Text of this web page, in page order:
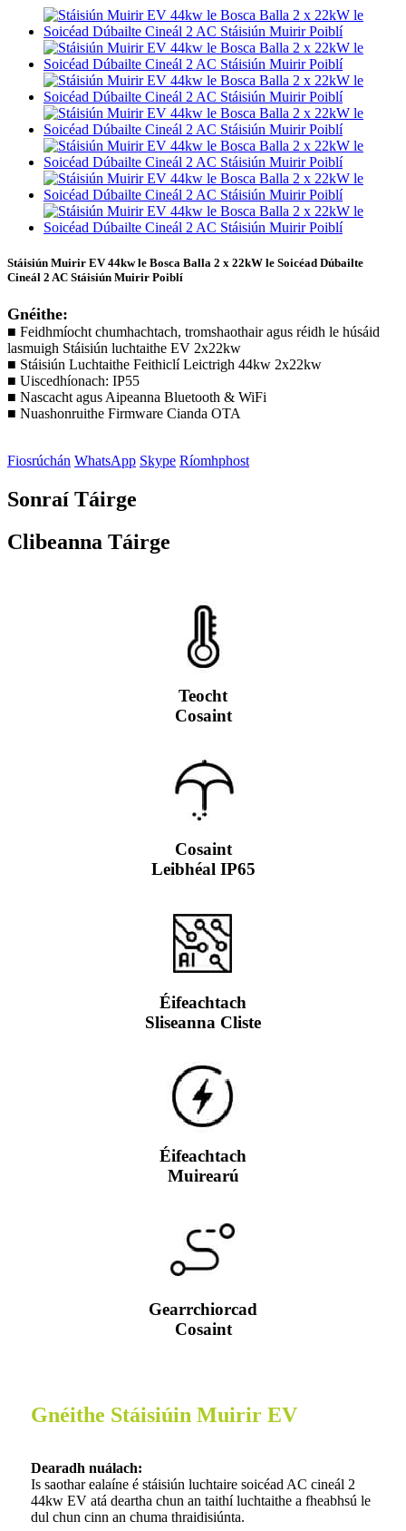
Stáisiún Muirir EV 44kw le Bosca Balla 2 x 22kW le Soicéad Dúbailte
Cineál 2 AC Stáisiún Muirir Poiblí
Gnéithe:
■ Feidhmíocht chumhachtach, tromshaothair agus réidh le húsáid
lasmuigh Stáisiún luchtaithe EV 2x22kw
■ Stáisiún Luchtaithe Feithiclí Leictrigh 44kw 2x22kw
■ Uiscedhíonach: IP55
■ Nascacht agus Aipeanna Bluetooth & WiFi
■ Nuashonruithe Firmware Cianda OTA
Fiosrúchán WhatsApp Skype Ríomhphost
Sonraí Táirge
Clibeanna Táirge
Teocht
Cosaint
Cosaint
Leibhéal IP65
Éifeachtach
Sliseanna Cliste
Éifeachtach
Muirearú
Gearrchiorcad
Cosaint
Gnéithe Stáisiúin Muirir EV
Dearadh nuálach:
Is saothar ealaíne é stáisiún luchtaire soicéad AC cineál 2
44kw EV atá deartha chun an taithí luchtaithe a fheabhsú le
dul chun cinn an chuma thraidisiúnta.